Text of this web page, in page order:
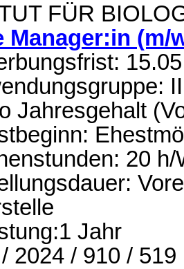
FÜR
Manager:in (m/
Jahresgehalt
20 h/
Jahr
2024 / 910 / 519